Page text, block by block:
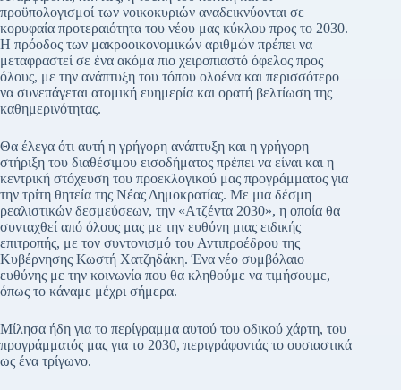
προϋπολογισμοί των νοικοκυριών αναδεικνύονται σε
κορυφαία προτεραιότητα του νέου μας κύκλου προς το 2030.
Η πρόοδος των μακροοικονομικών αριθμών πρέπει να
μεταφραστεί σε ένα ακόμα πιο χειροπιαστό όφελος προς
όλους, με την ανάπτυξη του τόπου ολοένα και περισσότερο
να συνεπάγεται ατομική ευημερία και ορατή βελτίωση της
καθημερινότητας.
Θα έλεγα ότι αυτή η γρήγορη ανάπτυξη και η γρήγορη
στήριξη του διαθέσιμου εισοδήματος πρέπει να είναι και η
κεντρική στόχευση του προεκλογικού μας προγράμματος για
την τρίτη θητεία της Νέας Δημοκρατίας. Με μια δέσμη
ρεαλιστικών δεσμεύσεων, την «Ατζέντα 2030», η οποία θα
συνταχθεί από όλους μας με την ευθύνη μιας ειδικής
επιτροπής, με τον συντονισμό του Αντιπροέδρου της
Κυβέρνησης Κωστή Χατζηδάκη. Ένα νέο συμβόλαιο
ευθύνης με την κοινωνία που θα κληθούμε να τιμήσουμε,
όπως το κάναμε μέχρι σήμερα.
Μίλησα ήδη για το περίγραμμα αυτού του οδικού χάρτη, του
προγράμματός μας για το 2030, περιγράφοντάς το ουσιαστικά
ως ένα τρίγωνο.